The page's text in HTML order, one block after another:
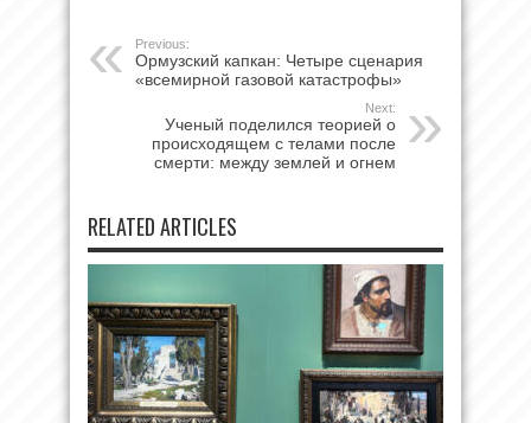
Previous:
Ормузский капкан: Четыре сценария
«всемирной газовой катастрофы»
Next:
Ученый поделился теорией о
происходящем с телами после
смерти: между землей и огнем
RELATED ARTICLES